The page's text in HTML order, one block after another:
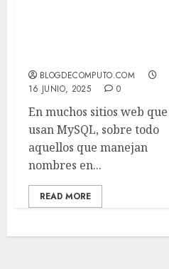
BLOGDECOMPUTO.COM
16 JUNIO, 2025
0
En muchos sitios web que
usan MySQL, sobre todo
aquellos que manejan
nombres en...
READ MORE